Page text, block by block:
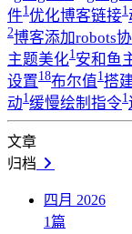
件1优化博客链接1
2博客添加robots
主题美化1安和鱼
设置18布尔值1搭
动1缓慢绘制指令1
文章
归档
四月 2026
1篇